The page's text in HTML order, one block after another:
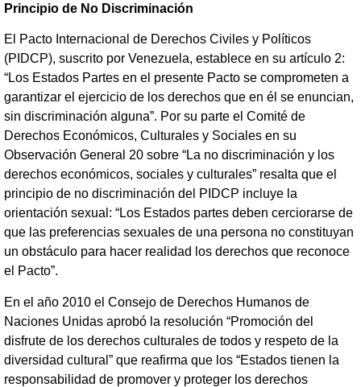
Principio de No Discriminación
El Pacto Internacional de Derechos Civiles y Políticos
(PIDCP), suscrito por Venezuela, establece en su artículo 2:
“Los Estados Partes en el presente Pacto se comprometen a
garantizar el ejercicio de los derechos que en él se enuncian,
sin discriminación alguna”. Por su parte el Comité de
Derechos Económicos, Culturales y Sociales en su
Observación General 20 sobre “La no discriminación y los
derechos económicos, sociales y culturales” resalta que el
principio de no discriminación del PIDCP incluye la
orientación sexual: “Los Estados partes deben cerciorarse de
que las preferencias sexuales de una persona no constituyan
un obstáculo para hacer realidad los derechos que reconoce
el Pacto”.
En el año 2010 el Consejo de Derechos Humanos de
Naciones Unidas aprobó la resolución “Promoción del
disfrute de los derechos culturales de todos y respeto de la
diversidad cultural” que reafirma que los “Estados tienen la
responsabilidad de promover y proteger los derechos